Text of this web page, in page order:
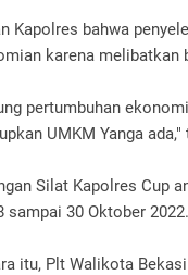
Kapolres bahwa
karena melibatkan
pertumbuhan
UMKM Yanga ada,"
Silat Kapolres Cup
sampai 30 Oktober 2022.
itu, Plt Walikota